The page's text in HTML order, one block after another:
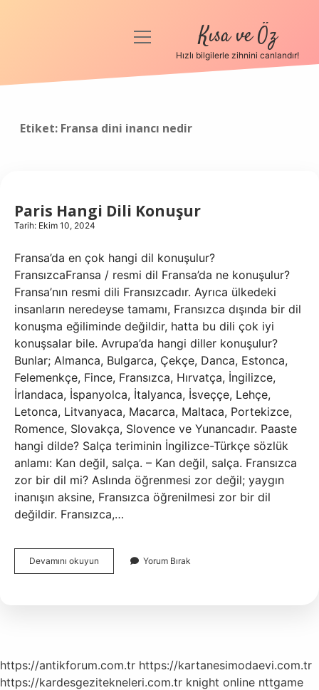
Anasayfa
menüyü
Kısa ve Öz
Hızlı bilgilerle zihnini canlandır!
Etiket: Fransa dini inancı nedir
Paris Hangi Dili Konuşur
Tarih: Ekim 10, 2024
Fransa’da en çok hangi dil konuşulur?
FransızcaFransa / resmi dil Fransa’da ne konuşulur?
Fransa’nın resmi dili Fransızcadır. Ayrıca ülkedeki
insanların neredeyse tamamı, Fransızca dışında bir dil
konuşma eğiliminde değildir, hatta bu dili çok iyi
konuşsalar bile. Avrupa’da hangi diller konuşulur?
Bunlar; Almanca, Bulgarca, Çekçe, Danca, Estonca,
Felemenkçe, Fince, Fransızca, Hırvatça, İngilizce,
İrlandaca, İspanyolca, İtalyanca, İsveççe, Lehçe,
Letonca, Litvanyaca, Macarca, Maltaca, Portekizce,
Romence, Slovakça, Slovence ve Yunancadır. Paaste
hangi dilde? Salça teriminin İngilizce-Türkçe sözlük
anlamı: Kan değil, salça. – Kan değil, salça. Fransızca
zor bir dil mi? Aslında öğrenmesi zor değil; yaygın
inanışın aksine, Fransızca öğrenilmesi zor bir dil
değildir. Fransızca,…
Devamını okuyun
Hangi
Yorum Bırak
https://antikforum.com.tr https://kartanesimodaevi.com.tr
https://kardesgezitekneleri.com.tr knight online nttgame